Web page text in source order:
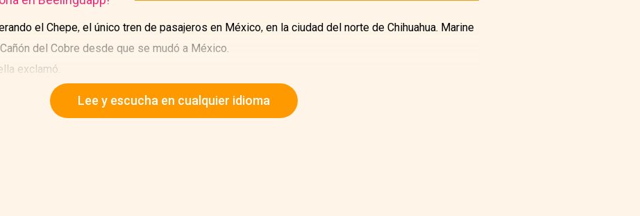
el Chepe, el único tren de pasajeros en México, en la ciudad del norte de Chihuahua. Marine
del Cobre desde que se mudó a México.
exclamó.
y tomaron sus asientos.
Lee y escucha en cualquier idioma